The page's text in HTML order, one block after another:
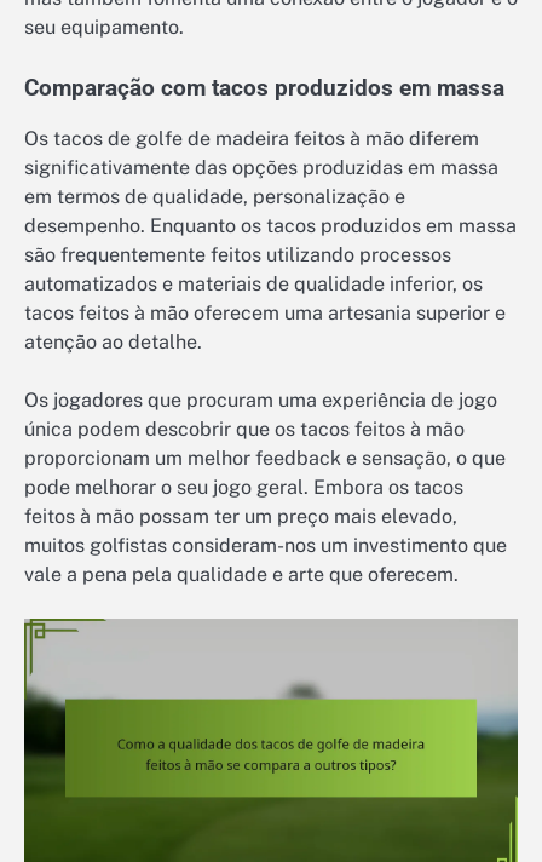
seu equipamento.
Comparação com tacos produzidos em massa
Os tacos de golfe de madeira feitos à mão diferem
significativamente das opções produzidas em massa
em termos de qualidade, personalização e
desempenho. Enquanto os tacos produzidos em massa
são frequentemente feitos utilizando processos
automatizados e materiais de qualidade inferior, os
tacos feitos à mão oferecem uma artesania superior e
atenção ao detalhe.
Os jogadores que procuram uma experiência de jogo
única podem descobrir que os tacos feitos à mão
proporcionam um melhor feedback e sensação, o que
pode melhorar o seu jogo geral. Embora os tacos
feitos à mão possam ter um preço mais elevado,
muitos golfistas consideram-nos um investimento que
vale a pena pela qualidade e arte que oferecem.